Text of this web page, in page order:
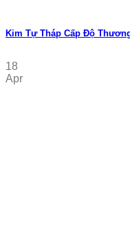
Kim Tự Tháp Cấp Độ
18
Apr